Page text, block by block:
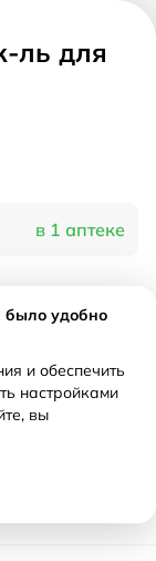
ль для
в 1 аптеке
было удобно
и обеспечить
настройками
вы